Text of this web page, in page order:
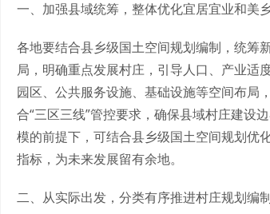
一、加强县域统筹，整体优化宜居宜业和美乡
各地要结合县乡级国土空间规划编制，统筹
局，明确重点发展村庄，引导人口、产业适
园区、公共服务设施、基础设施等空间布局
合“三区三线”管控要求，确保县域村庄建设
模的前提下，可结合县乡级国土空间规划优
指标，为未来发展留有余地。
二、从实际出发，分类有序推进村庄规划编制